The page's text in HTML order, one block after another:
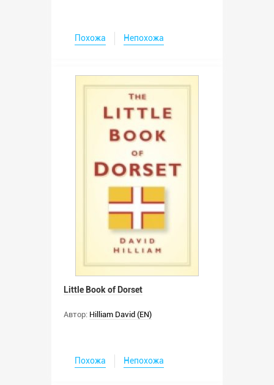
Похожа Непохожа
Little Book of Dorset
Автор: Hilliam David (EN)
Похожа Непохожа